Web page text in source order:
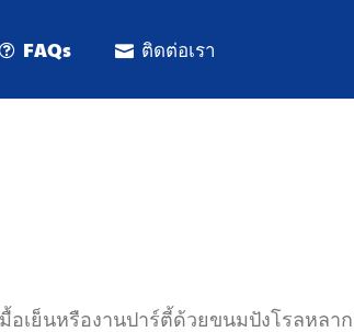
FAQs ติดต่อเรา
อเย็นหรืองานปาร์ตี้ด้วยขนมปังโรลหลา